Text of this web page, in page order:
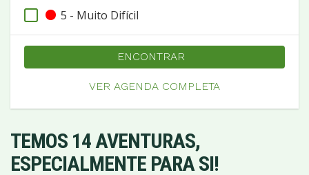
5 - Muito Difícil
ENCONTRAR
VER AGENDA COMPLETA
TEMOS 14 AVENTURAS,
ESPECIALMENTE PARA SI!